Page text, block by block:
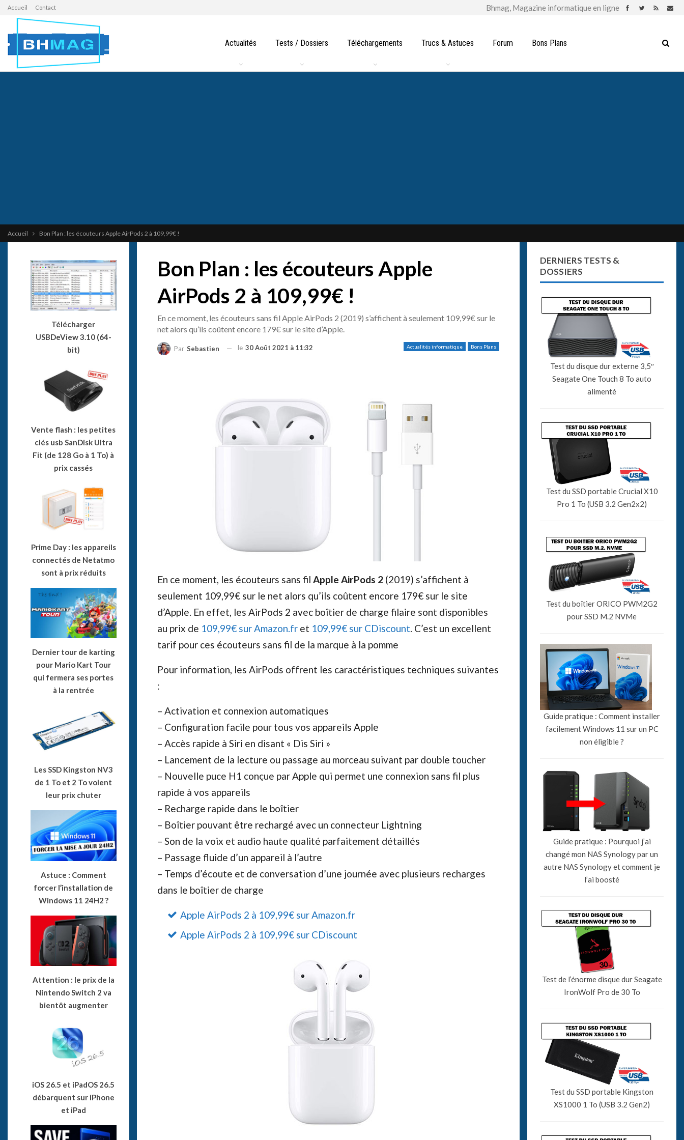
Accueil Contact
Actualités Tests / Dossiers Téléchargements Trucs & Astuces Forum Bons Plans
Accueil Bon Plan : les écouteurs Apple AirPods 2 à 109,99€ !
Bon Plan : les écouteurs Apple
AirPods 2 à 109,99€ !
En ce moment, les écouteurs sans fil Apple AirPods 2 (2019) s’affichent à seulement 109,99€ sur le
net alors qu’ils coûtent encore 179€ sur le site d’Apple.
Actualités informatique Bons Plans
Par Sebastien le 30 Août 2021 à 11:32
En ce moment, les écouteurs sans fil Apple AirPods 2(2019) s’affichent à
seulement 109,99€ sur le net alors qu’ils coûtent encore 179€ sur le site
d’Apple. En effet, les AirPods 2 avec boîtier de charge filaire sont disponibles
au prix de 109,99€ sur Amazon.fret 109,99€ sur CDiscount. C’est un excellent
tarif pour ces écouteurs sans fil de la marque à la pomme
Pour information, les AirPods offrent les caractéristiques techniques suivantes
:
– Activation et connexion automatiques
– Configuration facile pour tous vos appareils Apple
– Accès rapide à Siri en disant « Dis Siri »
– Lancement de la lecture ou passage au morceau suivant par double toucher
– Nouvelle puce H1 conçue par Apple qui permet une connexion sans fil plus
rapide à vos appareils
– Recharge rapide dans le boîtier
– Boîtier pouvant être rechargé avec un connecteur Lightning
– Son de la voix et audio haute qualité parfaitement détaillés
– Passage fluide d’un appareil à l’autre
– Temps d’écoute et de conversation d’une journée avec plusieurs recharges
dans le boîtier de charge
Apple AirPods 2 à 109,99€ sur Amazon.fr
Apple AirPods 2 à 109,99€ sur CDiscount
DERNIERS TESTS &
DOSSIERS
Test du disque dur externe 3,5″
Seagate One Touch 8 To auto
alimenté
Test du SSD portable Crucial X10
Pro 1 To (USB 3.2 Gen2x2)
Test du boîtier ORICO PWM2G2
pour SSD M.2 NVMe
Guide pratique : Comment installer
facilement Windows 11 sur un PC
non éligible ?
Guide pratique : Pourquoi j’ai
changé mon NAS Synology par un
autre NAS Synology et comment je
l’ai boosté
Test de l’énorme disque dur Seagate
IronWolf Pro de 30 To
Test du SSD portable Kingston
XS1000 1 To (USB 3.2 Gen2)
Télécharger
USBDeView 3.10 (64-
bit)
Vente flash : les petites
clés usb SanDisk Ultra
Fit (de 128 Go à 1 To) à
prix cassés
Prime Day : les appareils
connectés de Netatmo
sont à prix réduits
Dernier tour de karting
pour Mario Kart Tour
qui fermera ses portes
à la rentrée
Les SSD Kingston NV3
de 1 To et 2 To voient
leur prix chuter
Astuce : Comment
forcer l’installation de
Windows 11 24H2 ?
Attention : le prix de la
Nintendo Switch 2 va
bientôt augmenter
iOS 26.5 et iPadOS 26.5
débarquent sur iPhone
et iPad